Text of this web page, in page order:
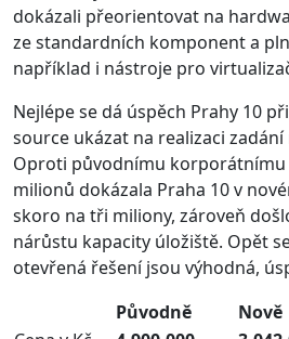
dokázali přeorientovat na
ze standardních komponent a
například i nástroje pro
Nejlépe se dá úspěch Prahy 10
source ukázat na realizaci
Oproti původnímu korporátnímu
milionů dokázala Praha 10 v
skoro na tři miliony, zároveň
nárůstu kapacity úložiště. Opět
otevřená řešení jsou výhodná,
Původně
Nově